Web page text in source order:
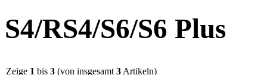
S4/RS4/S6/S6 Plus
Zeige 1 bis 3 (von insgesamt 3 Artikeln)